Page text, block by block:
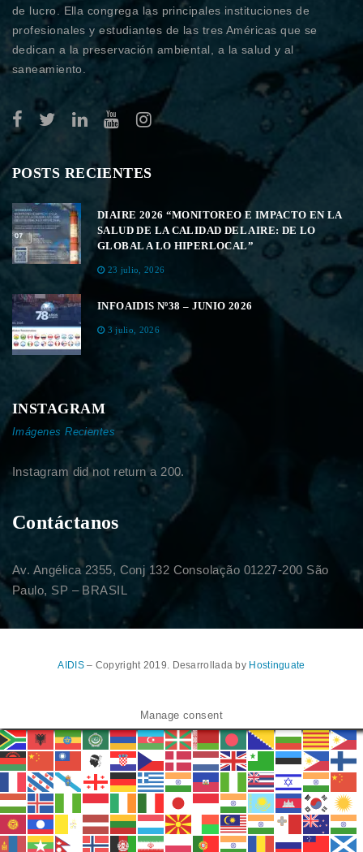
de lucro. Ella congrega las principales instituciones de
profesionales y estudiantes de las tres Américas que se
dedican a la preservación ambiental, a la salud y al
saneamiento.
POSTS RECIENTES
DIAIRE 2026 “MONITOREO E IMPACTO EN LA
SALUD DE LA CALIDAD DEL AIRE: DE LO
GLOBAL A LO HIPERLOCAL”
23 julio, 2026
INFOAIDIS Nº38 – JUNIO 2026
3 julio, 2026
INSTAGRAM
Imágenes Recientes
Instagram did not return a 200.
Contáctanos
Av. Angélica 2355, Conj 132 Consolação 01227-200 São
Paulo, SP – BRASIL
AIDIS– Copyright 2019. Desarrollada by Hostinguate
Manage consent